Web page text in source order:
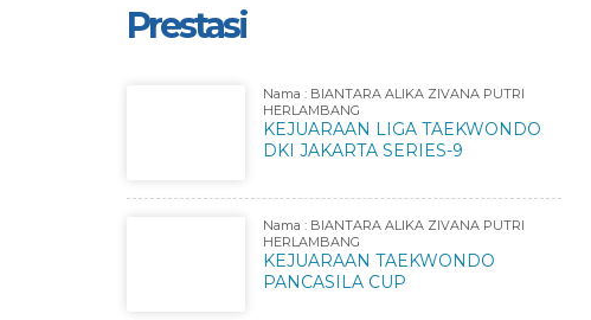
Prestasi
Nama : BIANTARA ALIKA ZIVANA PUTRI
HERLAMBANG
KEJUARAAN LIGA TAEKWONDO
DKI JAKARTA SERIES-9
Nama : BIANTARA ALIKA ZIVANA PUTRI
HERLAMBANG
KEJUARAAN TAEKWONDO
PANCASILA CUP